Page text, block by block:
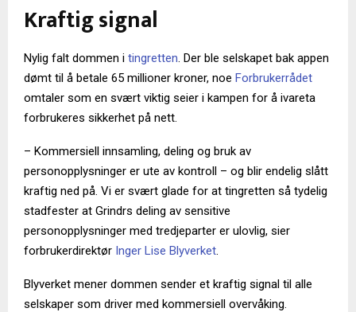
Kraftig signal
Nylig falt dommen i tingretten. Der ble selskapet bak appen
dømt til å betale 65 millioner kroner, noe Forbrukerrådet
omtaler som en svært viktig seier i kampen for å ivareta
forbrukeres sikkerhet på nett.
– Kommersiell innsamling, deling og bruk av
personopplysninger er ute av kontroll – og blir endelig slått
kraftig ned på. Vi er svært glade for at tingretten så tydelig
stadfester at Grindrs deling av sensitive
personopplysninger med tredjeparter er ulovlig, sier
forbrukerdirektør Inger Lise Blyverket.
Blyverket mener dommen sender et kraftig signal til alle
selskaper som driver med kommersiell overvåking.